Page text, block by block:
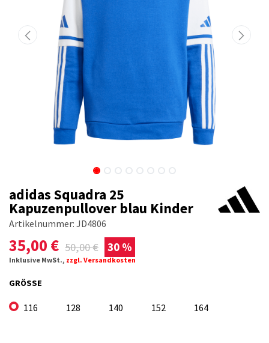
adidas Squadra 25
Kapuzenpullover blau Kinder
Artikelnummer: JD4806
35,00 € 50,00€ 30 %
Inklusive MwSt., zzgl. Versandkosten
GRÖSSE
116 128 140 152 164